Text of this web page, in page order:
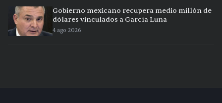
Gobierno mexicano recupera medio millón de
dólares vinculados a García Luna
4 ago 2026